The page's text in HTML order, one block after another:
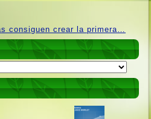
consiguen crear la primera…